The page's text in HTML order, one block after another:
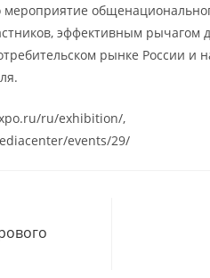
эффективным рычагом
рынке России и
ru/exhibition/,
events/29/